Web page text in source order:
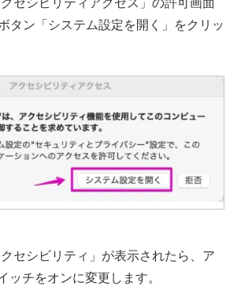
セシビリティアクセス」の許可画面
タン「システム設定を開く」をクリッ
セシビリティ」が表示されたら、ア
ッチをオンに変更します。